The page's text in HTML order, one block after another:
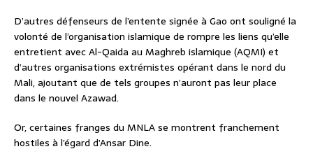
D’autres défenseurs de l’entente signée à Gao ont souligné la
volonté de l’organisation islamique de rompre les liens qu’elle
entretient avec Al-Qaida au Maghreb islamique (AQMI) et
d’autres organisations extrémistes opérant dans le nord du
Mali, ajoutant que de tels groupes n’auront pas leur place
dans le nouvel Azawad.
Or, certaines franges du MNLA se montrent franchement
hostiles à l’égard d’Ansar Dine.